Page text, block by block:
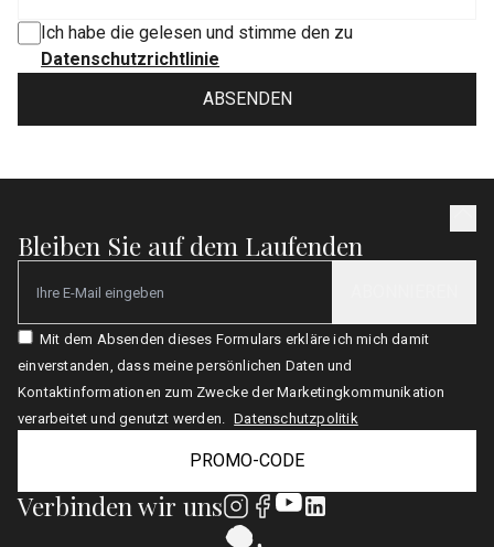
Ich habe die gelesen und stimme den zu
Datenschutzrichtlinie
ABSENDEN
Bleiben Sie auf dem Laufenden
Email
Mit dem Absenden dieses Formulars erkläre ich mich damit
einverstanden, dass meine persönlichen Daten und
Kontaktinformationen zum Zwecke der Marketingkommunikation
verarbeitet und genutzt werden. Datenschutzpolitik
PROMO-CODE
Verbinden wir uns